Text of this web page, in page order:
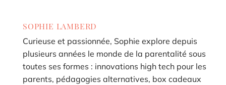
SOPHIE LAMBERD
Curieuse et passionnée, Sophie explore depuis
plusieurs années le monde de la parentalité sous
toutes ses formes : innovations high tech pour les
parents, pédagogies alternatives, box cadeaux